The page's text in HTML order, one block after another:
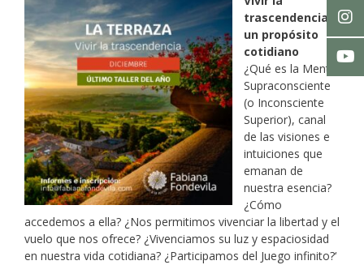
trascendencia:
un propósito
cotidiano
¿Qué es la Mente
Supraconsciente
(o Inconsciente
Superior), canal
de las visiones e
intuiciones que
emanan de
nuestra esencia?
¿Cómo
accedemos a ella? ¿Nos permitimos vivenciar la libertad y el
vuelo que nos ofrece? ¿Vivenciamos su luz y espaciosidad
en nuestra vida cotidiana? ¿Participamos del Juego infinito?‘